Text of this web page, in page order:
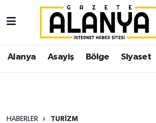
Alanya Asayiş Bölge Siyaset
HABERLER TURIZM
Alanya
Asayiş
Siyaset
İstanbul Nöbetçi Eczaneler
İstanbul Hava Durumu
Süper Lig Puan Durumu ve Fikstür